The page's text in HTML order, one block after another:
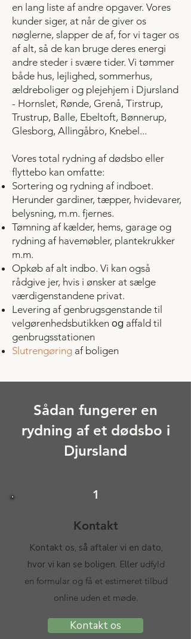
en lang liste af andre opgaver. Vores
kunder siger, at når de giver os
nøglerne, slapper de af, for vi tager os
af alt, så de kan bruge deres energi
andre steder i svære tider. Vi tømmer
både hus, lejlighed, sommerhus,
ældreboliger og plejehjem i Djursland
- Hornslet, Rønde, Grenå, Tirstrup,
Trustrup, Balle, Ebeltoft, Bønnerup,
Glesborg, Allingåbro, Knebel...
Vores total rydning af dødsbo eller
flyttebo kan omfatte:
Sortering og rydning af indboet.
Herunder gardiner, tæpper, hvidevarer,
belysning, m.m. fjernes.
Tømning af kælder, hems, garage og
rydning af havemøbler, plantekrukker
m.m.
Opkøb af alt indbo. Vi kan også
rådgive jer, hvis i ønsker at sælge
værdigenstandene privat.
​Levering af genbrugsgenstande til
velgørenhedsbutikken og affald til
genbrugsstationen
Slutrengøring af boligen
Sådan fungerer en
rydning af et dødsbo i
Djursland
1
Kontakt
Kontakt os, så aftaler vi en dato,
hvor vi kan se boligen. Eller udfyld
en formular og få et estimeret tilbud
online uden et møde.
Kontakt os